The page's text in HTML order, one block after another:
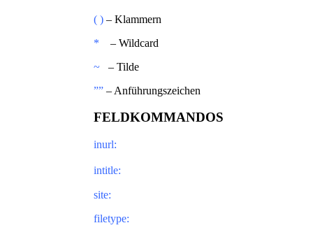
( ) – Klammern
*
– Wildcard
~ – Tilde
”” – Anführungszeichen
FELDKOMMANDOS
inurl:
intitle:
site:
filetype: